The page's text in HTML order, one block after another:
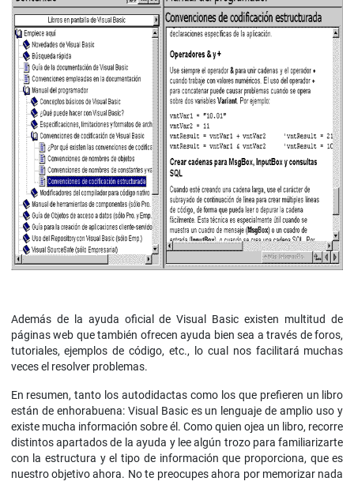
Además de la ayuda oficial de Visual Basic existen multitud de
páginas web que también ofrecen ayuda bien sea a través de foros,
tutoriales, ejemplos de código, etc., lo cual nos facilitará muchas
veces el resolver problemas.
En resumen, tanto los autodidactas como los que prefieren un libro
están de enhorabuena: Visual Basic es un lenguaje de amplio uso y
existe mucha información sobre él. Como quien ojea un libro, recorre
distintos apartados de la ayuda y lee algún trozo para familiarizarte
con la estructura y el tipo de información que proporciona, que es
nuestro objetivo ahora. No te preocupes ahora por memorizar nada